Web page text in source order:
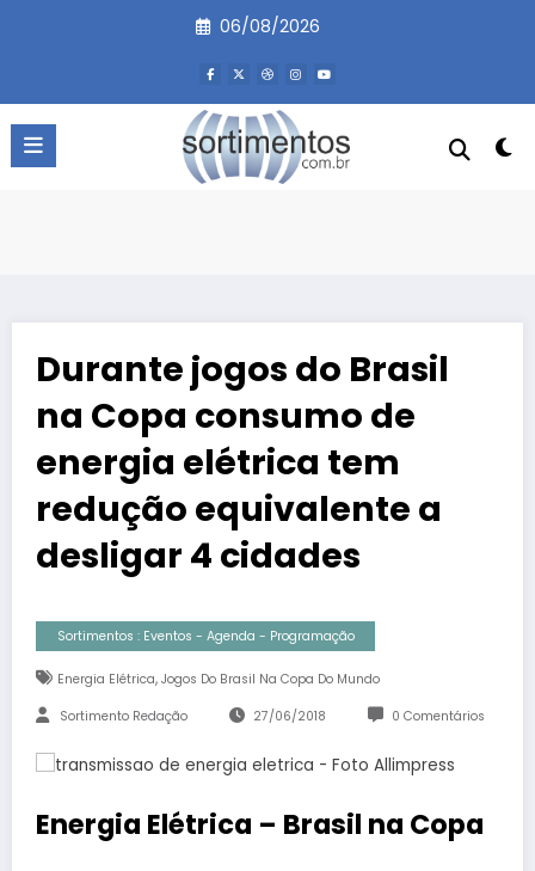
06/08/2026
Durante jogos do Brasil
na Copa consumo de
energia elétrica tem
redução equivalente a
desligar 4 cidades
Sortimentos : Eventos - Agenda - Programação
Energia Elétrica, Jogos Do Brasil Na Copa Do Mundo
Sortimento Redação 27/06/2018 0 Comentários
Energia Elétrica – Brasil na Copa